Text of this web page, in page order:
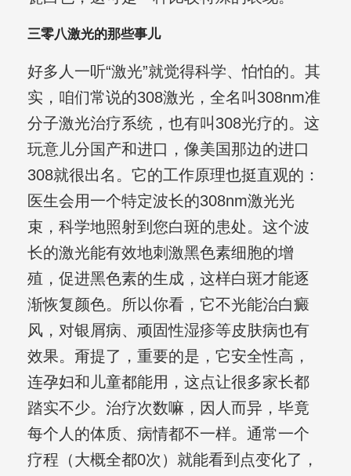
三零八激光的那些事儿
好多人一听“激光”就觉得科学、怕怕的。其
实，咱们常说的308激光，全名叫308nm准
分子激光治疗系统，也有叫308光疗的。这
玩意儿分国产和进口，像美国那边的进口
308就很出名。它的工作原理也挺直观的：
医生会用一个特定波长的308nm激光光
束，科学地照射到您白斑的患处。这个波
长的激光能有效地刺激黑色素细胞的增
殖，促进黑色素的生成，这样白斑才能逐
渐恢复颜色。所以你看，它不光能治白癜
风，对银屑病、顽固性湿疹等皮肤病也有
效果。甭提了，重要的是，它安全性高，
连孕妇和儿童都能用，这点让很多家长都
踏实不少。治疗次数嘛，因人而异，毕竟
每个人的体质、病情都不一样。通常一个
疗程（大概全都0次）就能看到点变化了，